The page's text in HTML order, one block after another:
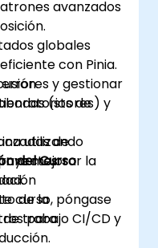
avanzados
globales
con Pinia.
y gestionar
(stores) y
de
mejorar la
de la
trabajo CI/CD y
de
utilizando
del Curso
curso, póngase
para